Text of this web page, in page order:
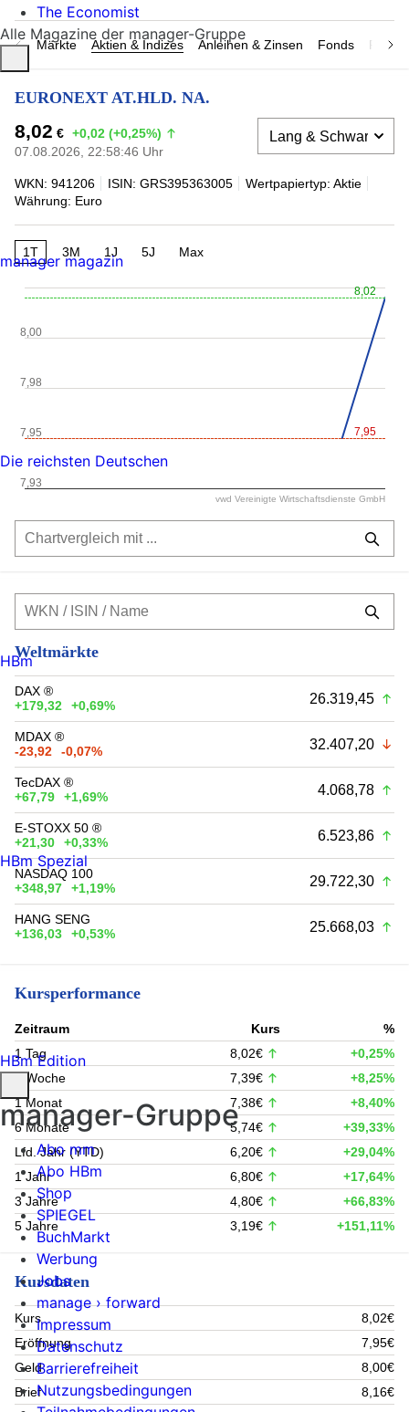
Märkte Aktien & Indizes Anleihen & Zinsen Fonds
EURONEXT AT.HLD. NA.
8,02 € +0,02 (+0,25%)
07.08.2026, 22:58:46 Uhr
WKN: 941206 ISIN: GRS395363005
Wertpapiertyp: Aktie
Währung: Euro
1T 3M 1J 5J Max
8,02
7,95
7,93
7,95
7,98
8,00
vwd Vereinigte Wirtschaftsdienste GmbH
Weltmärkte
DAX ®
+179,32
+0,69% 26.319,45
MDAX ®
-23,92
-0,07% 32.407,20
TecDAX ®
+67,79
+1,69% 4.068,78
E-STOXX 50 ®
+21,30
+0,33% 6.523,86
NASDAQ 100
+348,97
+1,19% 29.722,30
HANG SENG
+136,03
+0,53% 25.668,03
Kursperformance
Zeitraum Kurs
%
1 Tag
8,02€
+0,25%
1 Woche
7,39€
+8,25%
1 Monat
7,38€
+8,40%
6 Monate
5,74€
+39,33%
Lfd. Jahr (YTD)
6,20€
+29,04%
1 Jahr
6,80€
+17,64%
3 Jahre
4,80€
+66,83%
5 Jahre
3,19€ +151,11%
Kursdaten
Kurs
8,02€
Eröffnung
7,95€
Geld
8,00€
Brief
8,16€
The Economist
Alle Magazine der manager-Gruppe
manager magazin
Die reichsten Deutschen
HBm
HBm Spezial
HBm Edition
manager-Gruppe
Abo mm
Abo HBm
Shop
SPIEGEL
BuchMarkt
Werbung
Jobs
manage › forward
Impressum
Datenschutz
Barrierefreiheit
Nutzungsbedingungen